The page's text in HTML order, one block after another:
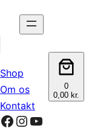
Shop
Om os
Kontakt
Facebook
Instagram
YouTube
0
0,00 kr.